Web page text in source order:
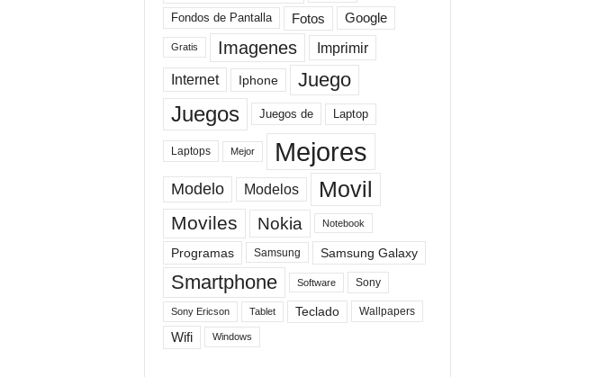
Fondos de Pantalla Fotos Google
Gratis Imagenes Imprimir
Internet Iphone Juego
Juegos Juegos de Laptop
Laptops Mejor Mejores
Modelo Modelos Movil
Moviles Nokia Notebook
Programas Samsung Samsung Galaxy
Smartphone Software Sony
Sony Ericson Tablet Teclado Wallpapers
Wifi Windows